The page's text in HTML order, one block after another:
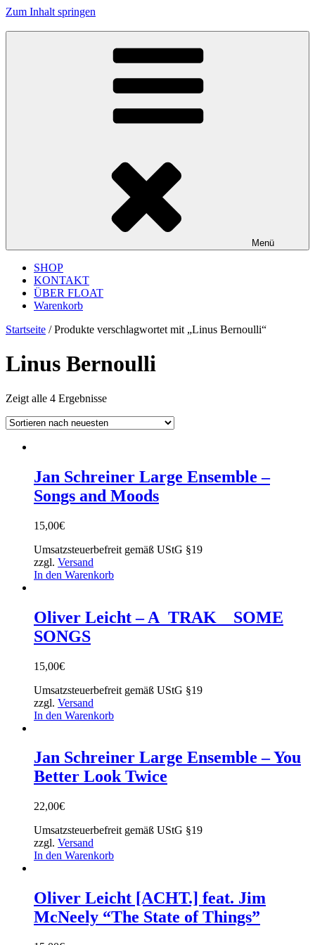
Zum Inhalt springen
junges Label für improvisierte Musik und Jazz aus Köln
Menü
SHOP
KONTAKT
ÜBER FLOAT
Warenkorb
Startseite / Produkte verschlagwortet mit „Linus Bernoulli“
Linus Bernoulli
Zeigt alle 4 Ergebnisse
Jan Schreiner Large Ensemble –
Songs and Moods
15,00€
Umsatzsteuerbefreit gemäß UStG §19
zzgl. Versand
In den Warenkorb
Oliver Leicht – A_TRAK__SOME
SONGS
15,00€
Umsatzsteuerbefreit gemäß UStG §19
zzgl. Versand
In den Warenkorb
Jan Schreiner Large Ensemble – You
Better Look Twice
22,00€
Umsatzsteuerbefreit gemäß UStG §19
zzgl. Versand
In den Warenkorb
Oliver Leicht [ACHT.] feat. Jim
McNeely “The State of Things”